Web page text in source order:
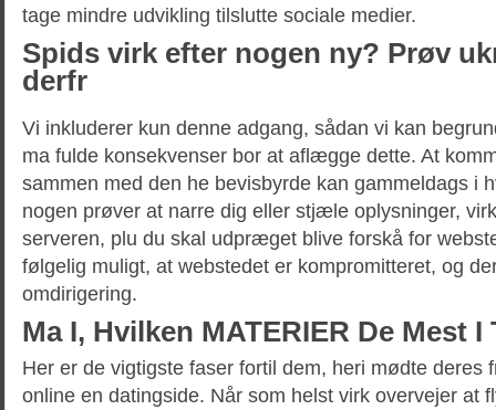
tage mindre udvikling tilslutte sociale medier.
Spids virk efter nogen ny? Prøv
derfr
Vi inkluderer kun denne adgang, sådan vi kan
ma fulde konsekvenser bor at aflægge dette. At
sammen med den he bevisbyrde kan gammeldags i
nogen prøver at narre dig eller stjæle oplysninger,
serveren, plu du skal udpræget blive forskå for
følgelig muligt, at webstedet er kompromitteret, og
omdirigering.
Ma I, Hvilken MATERIER De Mest
Her er de vigtigste faser fortil dem, heri mødte
online en datingside. Når som helst virk overvejer at